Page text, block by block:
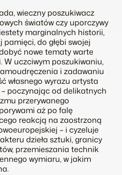
wieczny poszukiwacz
światów czy uporczywy
marginalnych historii,
do głębi swojej
nowe tematy warte
W uczciwym poszukiwaniu,
i zadawaniu
własnego wyrazu artysta
poczynając od delikatnych
przerywanego
aż po falę
reakcją na zaostrzoną
– i cyzeluje
dzieła sztuki, granicy
przemieszania technik
wymiaru, w jakim